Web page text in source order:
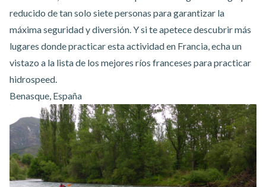
reducido de tan solo siete personas para garantizar la
máxima seguridad y diversión. Y si te apetece descubrir más
lugares donde practicar esta actividad en Francia, echa un
vistazo a la lista de los mejores ríos franceses para practicar
hidrospeed.
Benasque, España